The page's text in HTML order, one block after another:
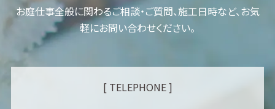
お庭仕事全般に関わるご相談・ご質問、施工日時など、お気
軽にお問い合わせください。
[ TELEPHONE ]